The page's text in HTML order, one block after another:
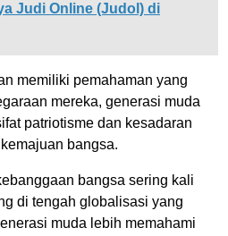
Judi Online (Judol) di
memiliki pemahaman yang
mereka, generasi muda
patriotisme dan kesadaran
bangsa.
bangsa sering kali
di tengah globalisasi yang
muda lebih memahami